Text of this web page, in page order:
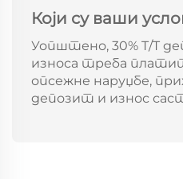
Који су ваши
Уопштено, 30% T/T
износа треба
опсежне наруџбе,
депозит и износ